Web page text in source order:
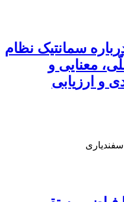
سمانتیک نظام
معنایی و
و ارزیابی